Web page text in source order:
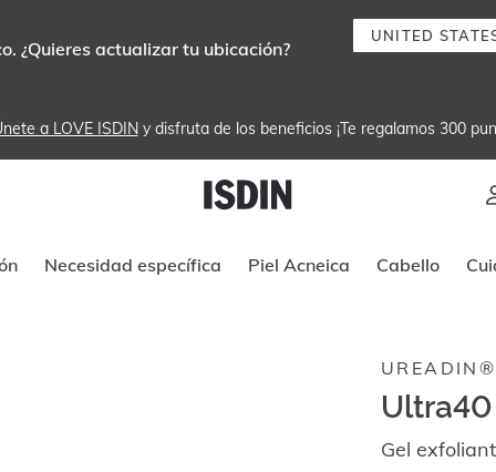
¿Quieres actualizar tu ubicación?
UNITED
a LOVE ISDIN y disfruta de los beneficios ¡Te regalamos 300
Instrucciones de navegación por
Necesidad específica Piel Acneica Cabello
UREADIN®
Gel